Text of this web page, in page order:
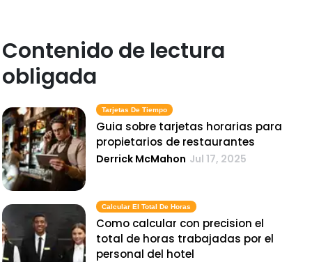
Contenido de lectura
obligada
Tarjetas De Tiempo
Guia sobre tarjetas horarias para
propietarios de restaurantes
Derrick McMahon Jul 17, 2025
Calcular El Total De Horas
Como calcular con precision el
total de horas trabajadas por el
personal del hotel